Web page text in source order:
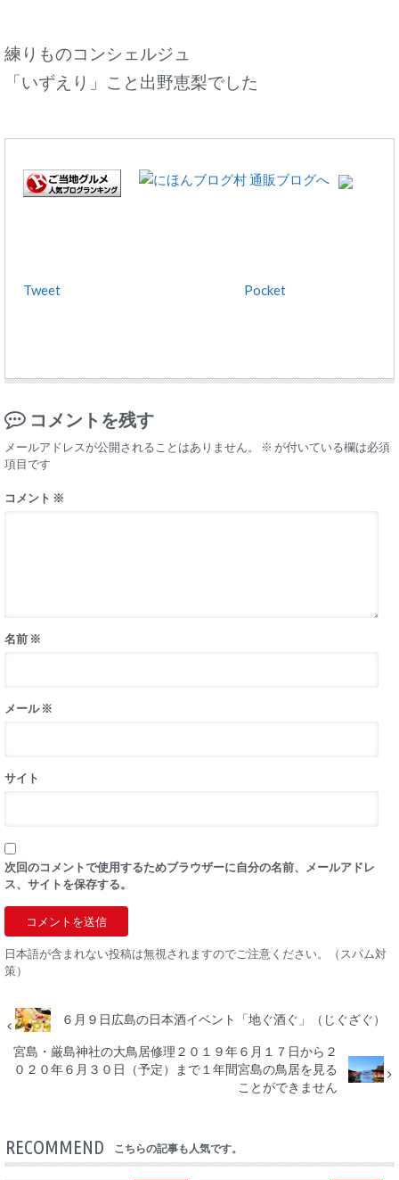
練りものコンシェルジュ
「いずえり」こと出野恵梨でした
Tweet Pocket
コメントを残す
メールアドレスが公開されることはありません。 ※ が付いている欄は必須
項目です
コメント ※
名前 ※
メール※
サイト
次回のコメントで使用するためブラウザーに自分の名前、メールアドレ
ス、サイトを保存する。
日本語が含まれない投稿は無視されますのでご注意ください。（スパム対
策）
６月９日広島の日本酒イベント「地ぐ酒ぐ」（じぐざぐ）
宮島・厳島神社の大鳥居修理２０１９年６月１７日から２
０２０年６月３０日（予定）まで１年間宮島の鳥居を見る
ことができません
RECOMMEND こちらの記事も人気です。